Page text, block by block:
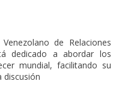
de Relaciones
dedicado a abordar los
mundial, facilitando su
discusión